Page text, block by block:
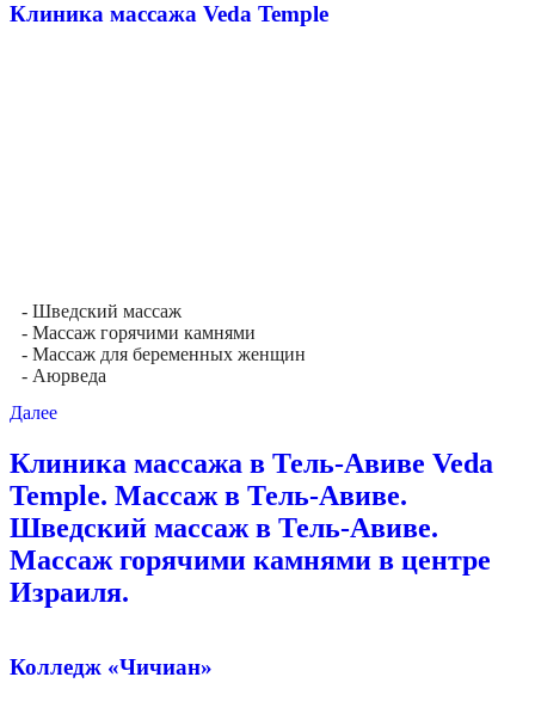
Клиника массажа Veda Temple
- Шведский массаж
- Массаж горячими камнями
- Массаж для беременных женщин
- Аюрведа
Далее
Клиника массажа в Тель-Авиве Veda
Temple. Массаж в Тель-Авиве.
Шведский массаж в Тель-Авиве.
Массаж горячими камнями в центре
Израиля.
Колледж «Чичиан»